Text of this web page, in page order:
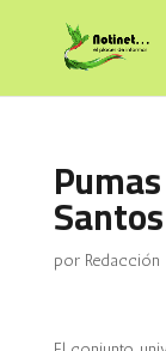
Santos
por Redacción